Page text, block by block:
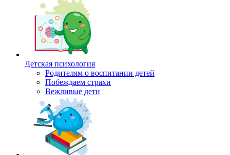
Детская психология
Родителям о воспитании детей
Побеждаем страхи
Вежливые дети